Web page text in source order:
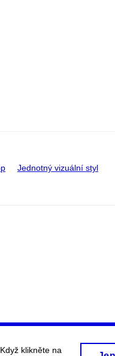
Jednotný vizuální styl
klikněte na